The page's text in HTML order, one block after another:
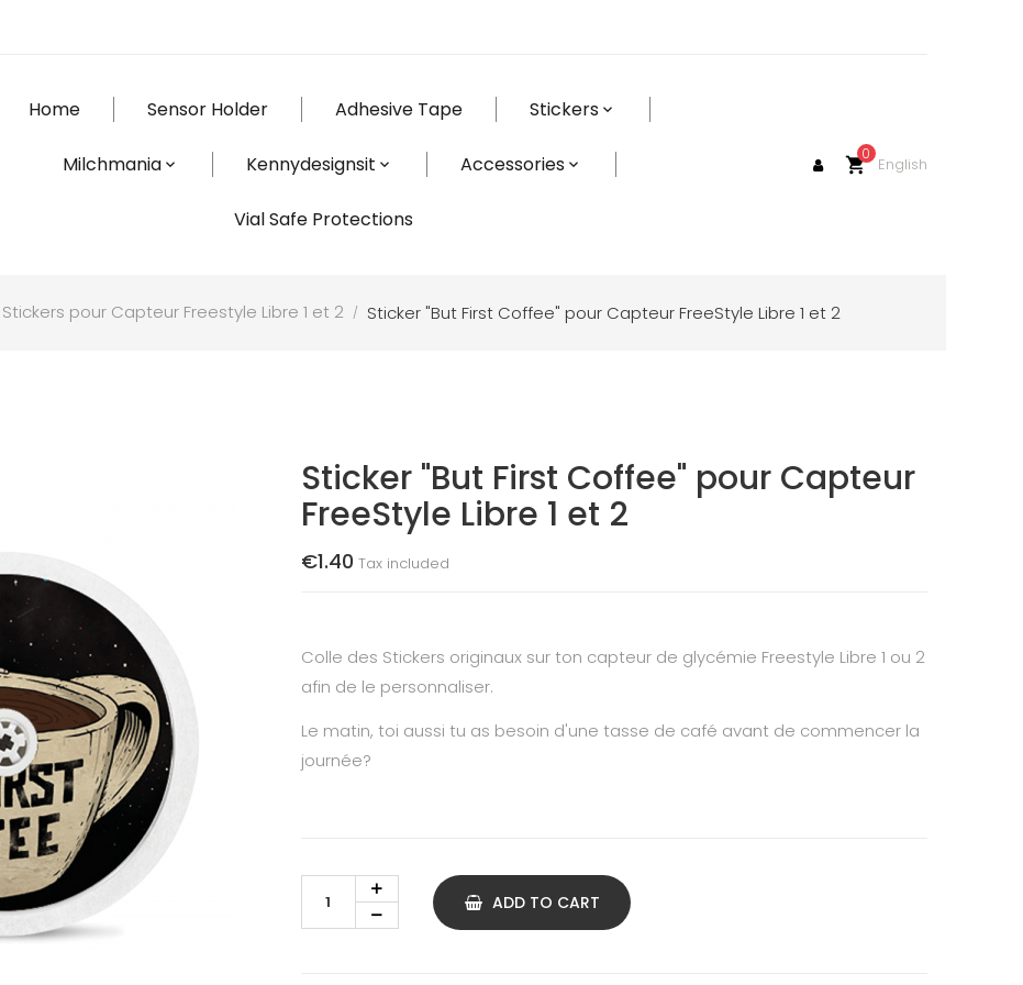
Home Sensor Holder Adhesive Tape Stickers
Milchmania Kennydesignsit Accessories
Vial Safe Protections
English
shopping_cart
0
Stickers pour Capteur Freestyle Libre 1 et 2 Sticker "But First Coffee" pour Capteur FreeStyle Libre 1 et 2
Sticker "But First Coffee" pour Capteur
FreeStyle Libre 1 et 2
€1.40 Tax included
Colle des Stickers originaux sur ton capteur de glycémie Freestyle Libre 1 ou 2
afin de le personnaliser.
Le matin, toi aussi tu as besoin d'une tasse de café avant de commencer la
journée?
ADD TO CART